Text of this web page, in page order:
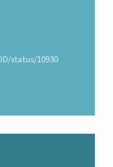
status/